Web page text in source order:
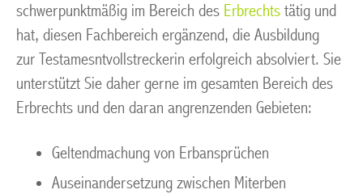
schwerpunktmäßig im Bereich des Erbrechts tätig und
hat, diesen Fachbereich ergänzend, die Ausbildung
zur Testamesntvollstreckerin erfolgreich absolviert. Sie
unterstützt Sie daher gerne im gesamten Bereich des
Erbrechts und den daran angrenzenden Gebieten:
Geltendmachung von Erbansprüchen
Auseinandersetzung zwischen Miterben